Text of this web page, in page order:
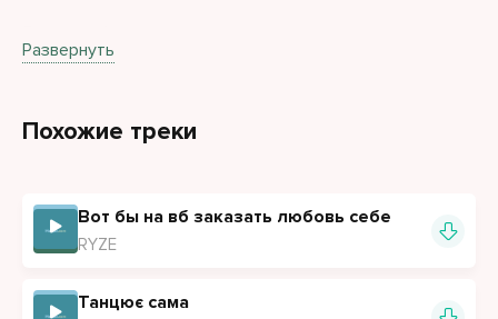
я сама себе поставила цели
и не нужны мужики, я и так крутая
Я горжусь собой, и себя уважаю
и всем девчонкам этого желаю
вам улыбнётся мир и скажет да
Развернуть
Похожие треки
Вот бы на вб заказать любовь себе
RYZE
Танцює сама